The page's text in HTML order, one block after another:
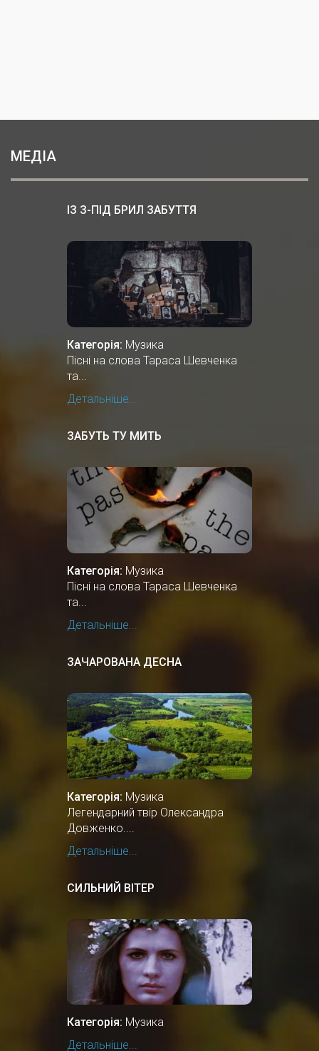
МЕДІА
ІЗ З-ПІД БРИЛ ЗАБУТТЯ
Категорія: Музика
Пісні на слова Тараса Шевченка
та...
Детальніше...
ЗАБУТЬ ТУ МИТЬ
Категорія: Музика
Пісні на слова Тараса Шевченка
та...
Детальніше...
ЗАЧАРОВАНА ДЕСНА
Категорія: Музика
Легендарний твір Олександра
Довженко....
Детальніше...
СИЛЬНИЙ ВІТЕР
Категорія: Музика
Детальніше...